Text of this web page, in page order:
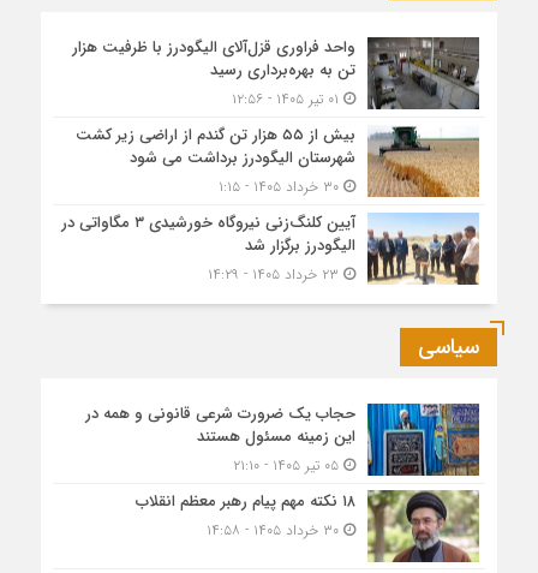
واحد فراوری قزل‌آلای الیگودرز با ظرفیت هزار
تن به بهره‌برداری رسید
بیش از ۵۵ هزار تن گندم از اراضی زیر کشت
شهرستان الیگودرز برداشت می شود
۳۰ خرداد ۱۴۰۵ - ۱:۱۵
آیین کلنگ‌زنی نیروگاه خورشیدی ۳ مگاواتی در
الیگودرز برگزار شد
سیاسی
حجاب یک ضرورت شرعی قانونی و همه در
این زمینه مسئول هستند
۰۵ تیر ۱۴۰۵ - ۲۱:۱۰
۱۸ نکته مهم پیام رهبر معظم انقلاب
۳۰ خرداد ۱۴۰۵ - ۱۴:۵۸